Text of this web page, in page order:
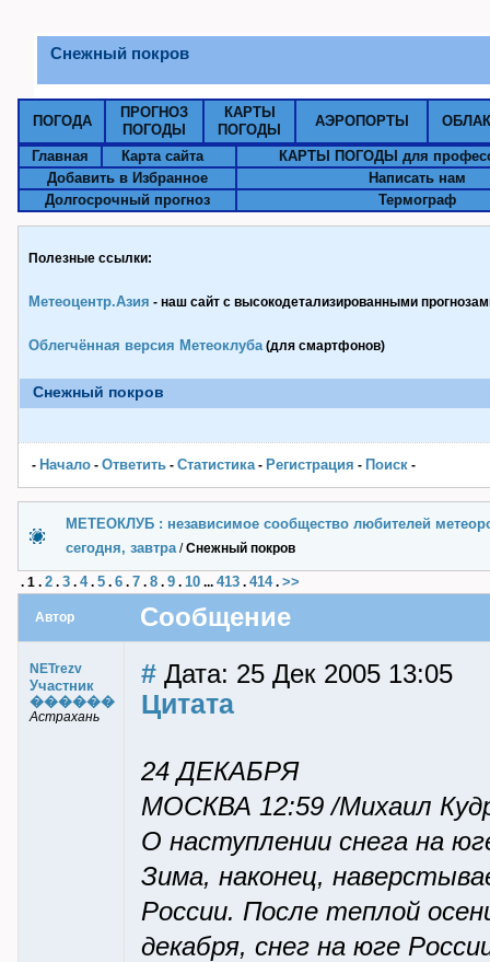
Снежный покров
ПОГОДА
ПРОГНОЗ
ПОГОДЫ
КАРТЫ
ПОГОДЫ
АЭРОПОРТЫ
Главная Карта сайта
КАРТЫ ПОГОДЫ для
Добавить в Избранное
Написать нам
Долгосрочный прогноз
Термограф
Полезные ссылки:
Метеоцентр.Азия - наш сайт с высокодетализированными
Облегчённая версия Метеоклуба(для смартфонов)
Снежный покров
- Начало - Ответить - Статистика- Pегистрация - Поиск -
МЕТЕОКЛУБ : независимое сообщество любителей
сегодня, завтра/Снежный покров
. 1 . 2 . 3 . 4. 5 . 6 . 7 . 8 . 9 . 10 ... 413 . 414. >>
Автор Сообщение
NETrezv
Участник
������
Астрахань
# Дата: 25 Дек 2005 13:05
Цитата
24 ДЕКАБРЯ
МОСКВА 12:59 /Михаил
О наступлении снега на
Зима, наконец,
России. После теплой
декабря, снег на юге